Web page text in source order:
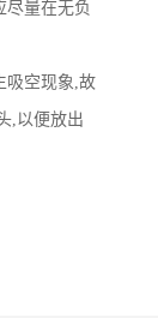
尽量在无负
吸空现象,故
,以便放出